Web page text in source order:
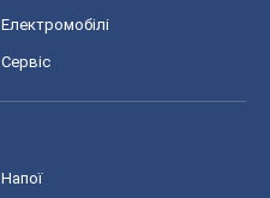
Електромобілі
Сервіс
Напої